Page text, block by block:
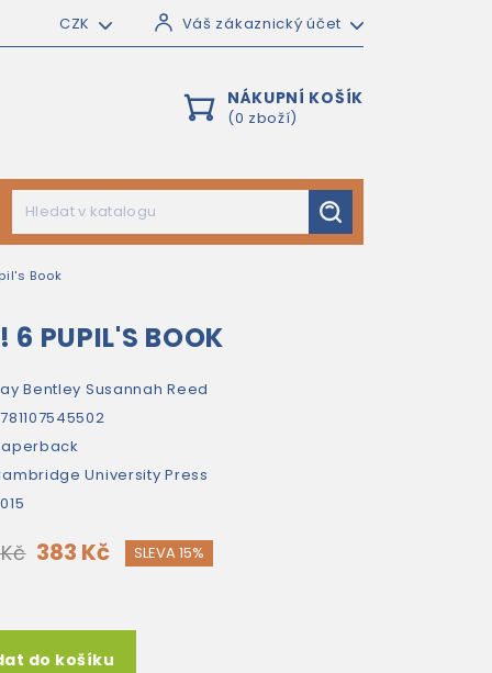
CZK Váš zákaznický účet
NÁKUPNÍ KOŠÍK
(0 zboží)
Book
6 PUPIL'S BOOK
Bentley Susannah Reed
University Press
383 Kč SLEVA 15%
do košíku